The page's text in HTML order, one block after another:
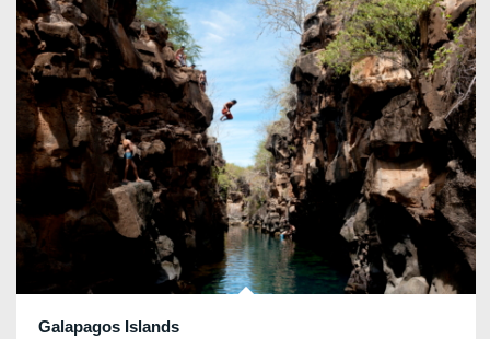
Galapagos Islands